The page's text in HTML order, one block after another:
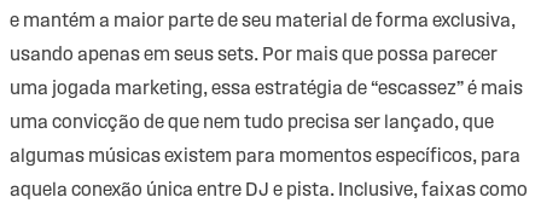
e mantém a maior parte de seu material de forma exclusiva,
usando apenas em seus sets. Por mais que possa parecer
uma jogada marketing, essa estratégia de “escassez” é mais
uma convicção de que nem tudo precisa ser lançado, que
algumas músicas existem para momentos específicos, para
aquela conexão única entre DJ e pista. Inclusive, faixas como